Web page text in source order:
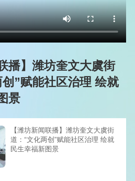
播】潍坊奎文大虞街
”赋能社区治理 绘就
景
【潍坊新闻联播】潍坊奎文大虞街
道：“文化两创”赋能社区治理 绘就
民生幸福新图景